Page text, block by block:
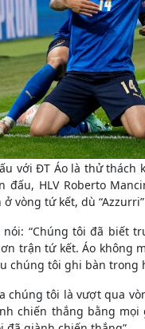
với ĐT Áo là thử
đấu, HLV Roberto
vòng tứ kết, dù
nói: “Chúng tôi đã
trận tứ kết. Áo không
chúng tôi ghi bàn trong
chúng tôi là vượt qua
chiến thắng bằng